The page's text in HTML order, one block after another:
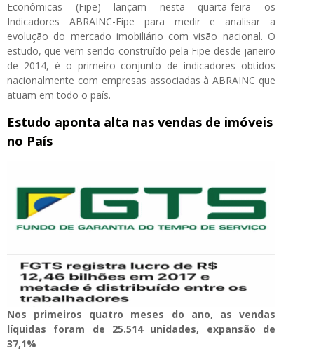
Econômicas (Fipe) lançam nesta quarta-feira os
Indicadores ABRAINC-Fipe para medir e analisar a
evolução do mercado imobiliário com visão nacional. O
estudo, que vem sendo construído pela Fipe desde janeiro
de 2014, é o primeiro conjunto de indicadores obtidos
nacionalmente com empresas associadas à ABRAINC que
atuam em todo o país.
Estudo aponta alta nas vendas de imóveis
no País
Nos primeiros quatro meses do ano, as vendas
líquidas foram de 25.514 unidades, expansão de
37,1%